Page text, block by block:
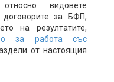
видовете
за БФП,
на резултатите,
за работа със
от настоящия